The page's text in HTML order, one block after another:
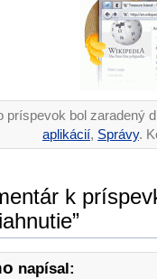
príspevok bol zaradený
aplikácií, Správy.
k
napísal: